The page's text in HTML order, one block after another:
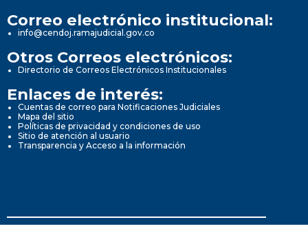
Correo electrónico institucional:
info@cendoj.ramajudicial.gov.co
Otros Correos electrónicos:
Directorio de Correos Electrónicos Institucionales
Enlaces de interés:
Cuentas de correo para Notificaciones Judiciales
Mapa del sitio
Políticas de privacidad y condiciones de uso
Sitio de atención al usuario
Transparencia y Acceso a la información